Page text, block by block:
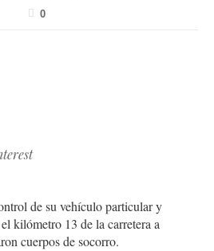
0
de su vehículo particular y
kilómetro 13 de la carretera a
cuerpos de socorro.